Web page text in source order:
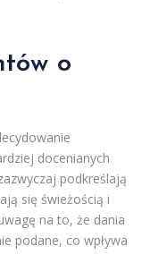
o
docenianych
podkreślają
się świeżością i
na to, że dania
podane, co wpływa